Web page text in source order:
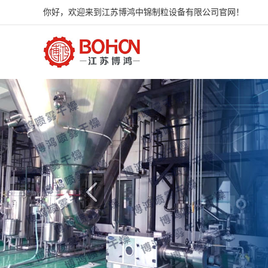
你好，欢迎来到江苏博鸿中锦制粒设备有限公司官网！